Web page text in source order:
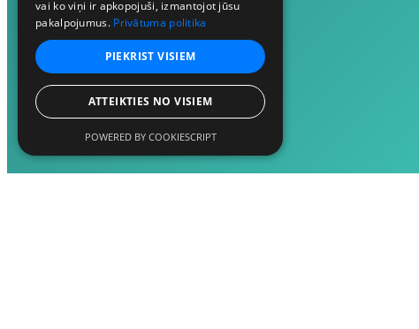
vai ko viņi ir apkopojuši, izmantojot jūsu
pakalpojumus. Privātuma politika
PIEKRIST VISIEM
ATTEIKTIES NO VISIEM
POWERED BY COOKIESCRIPT